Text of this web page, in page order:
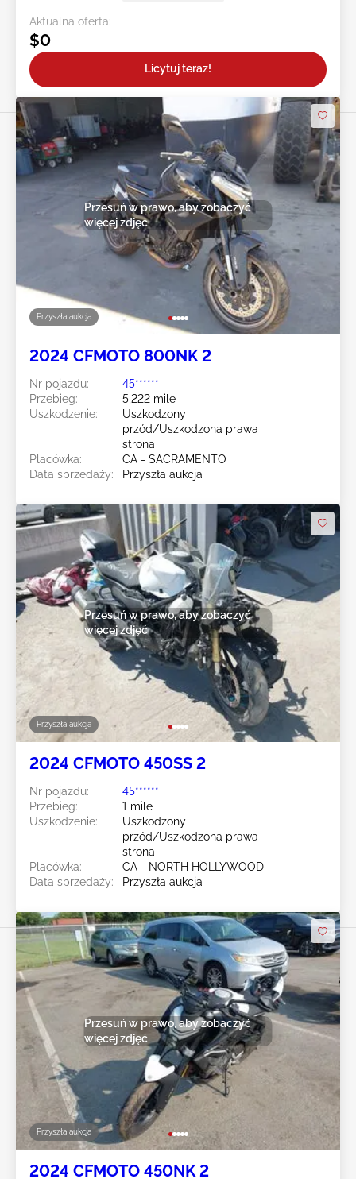
Aktualna oferta:
$0
Licytuj teraz!
Przyszła aukcja
Przesuń w prawo, aby zobaczyć
więcej zdjęć
2024 CFMOTO 800NK 2
Nr pojazdu:
45******
Przebieg:
5,222 mile
Uszkodzenie:
Uszkodzony
przód/Uszkodzona prawa
strona
Placówka:
CA - SACRAMENTO
Data sprzedaży:
Przyszła aukcja
Przyszła aukcja
Przesuń w prawo, aby zobaczyć
więcej zdjęć
2024 CFMOTO 450SS 2
Nr pojazdu:
45******
Przebieg:
1 mile
Uszkodzenie:
Uszkodzony
przód/Uszkodzona prawa
strona
Placówka:
CA - NORTH HOLLYWOOD
Data sprzedaży:
Przyszła aukcja
Przyszła aukcja
Przesuń w prawo, aby zobaczyć
więcej zdjęć
2024 CFMOTO 450NK 2